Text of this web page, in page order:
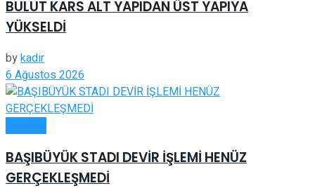
BULUT KARS ALT YAPIDAN ÜST YAPIYA
YÜKSELDİ
bykadir
6 Ağustos 2026
BAŞIBÜYÜK STADI DEVİR İŞLEMİ HENÜZ
GERÇEKLEŞMEDİ